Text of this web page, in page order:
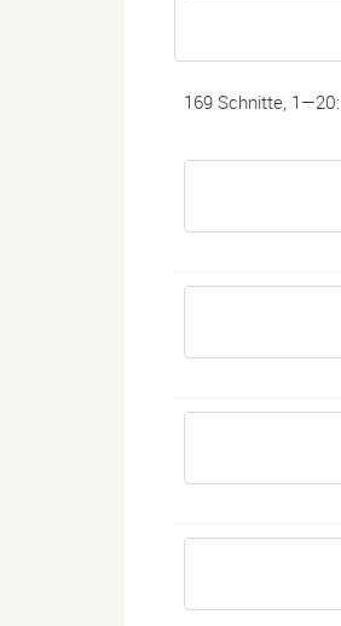
169 Schnitte, 1—20: